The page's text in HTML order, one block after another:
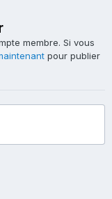
membre. Si vous
pour publier